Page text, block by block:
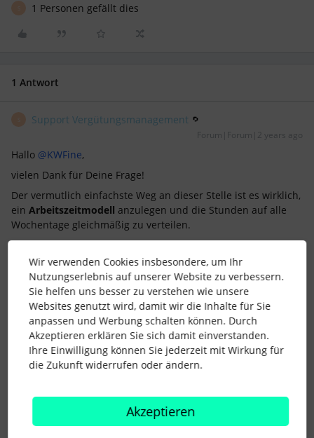
1 Personen gefällt dies
1 Antwort
Support Vergütungsmanagement
Forum|Forum|2 years ago
Hallo @KWFine,
vielen Dank für Deine Frage!
Der vermutlich einfachste Weg an dieser Stelle ist es wirklich,
ein Arbeitszeitmodell anzulegen und die Stunden auf alle
Wochentage gleichmäßig zu verteilen.
aktivieren. Somit werden an manchen
TagenÜberstundenund an anderen Tagen
wieder Minusstundengemacht, jedoch trotzdem die
wöchentliche Soll-Arbeitszeit erreicht.
Falls es in Eurem Fall jede Woche
unterschiedlicheWochenstundengibt, man in Personio aber
nur eine Zahl imMitarbeiterprofilhinterlegen kann, würde
Arbeitszeit imArbeitszeitmodell, als auch
zu hinterlegen.
Wir verwenden Cookies insbesondere, um Ihr
Nutzungserlebnis auf unserer Website zu verbessern.
Sie helfen uns besser zu verstehen wie unsere
Websites genutzt wird, damit wir die Inhalte für Sie
anpassen und Werbung schalten können. Durch
Akzeptieren erklären Sie sich damit einverstanden.
Ihre Einwilligung können Sie jederzeit mit Wirkung für
die Zukunft widerrufen oder ändern.
Akzeptieren